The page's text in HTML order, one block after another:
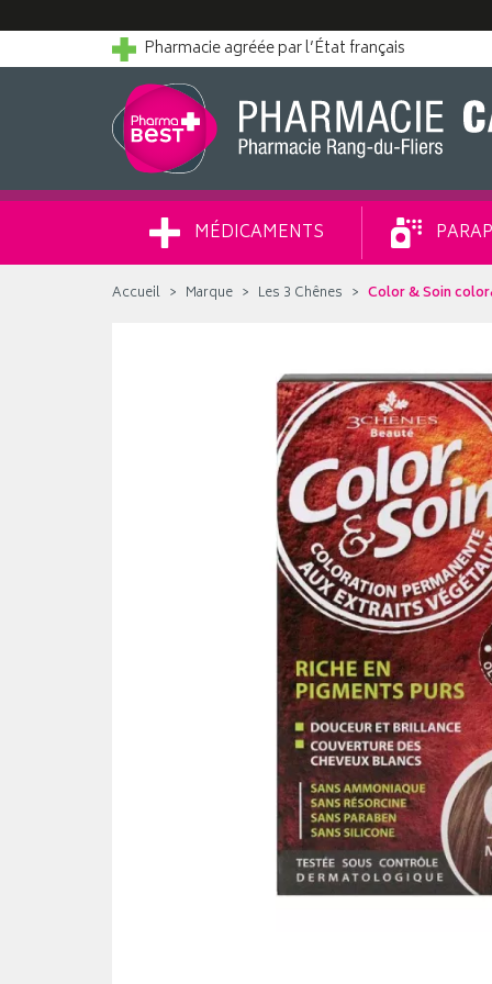
Pharmacie agréée par l’État français
MÉDICAMENTS
Accueil Marque Les 3 Chênes Color & Soin